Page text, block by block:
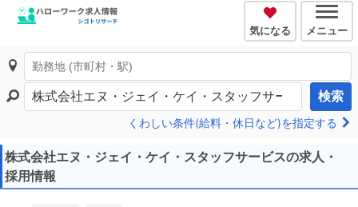
気になる メニュー
検索
くわしい条件(給料・休日など)を指定する
株式会社エヌ・ジェイ・ケイ・スタッフサービスの求人・
採用情報